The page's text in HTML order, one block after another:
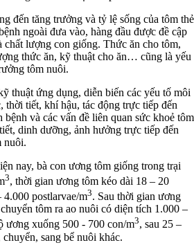
đến tăng trưởng và tỷ lệ sống của tôm thẻ
ngoài đưa vào, hàng đầu được đề cập
chất lượng con giống. Thức ăn cho tôm,
thức ăn, kỹ thuật cho ăn… cũng là yếu
tôm nuôi.
thuật ứng dụng, diễn biến các yếu tố môi
tiết, khí hậu, tác động trực tiếp đến
và các vấn đề liên quan sức khoẻ tôm
dinh dưỡng, ảnh hưởng trực tiếp đến
nuôi.
nay, bà con ương tôm giống trong trại
3, thời gian ương tôm kéo dài 18 – 20
postlarvae/m3. Sau thời gian ương
tôm ra ao nuôi có diện tích 1.000 –
ương xuống 500 - 700 con/m3, sau 25 –
sang bể nuôi khác.